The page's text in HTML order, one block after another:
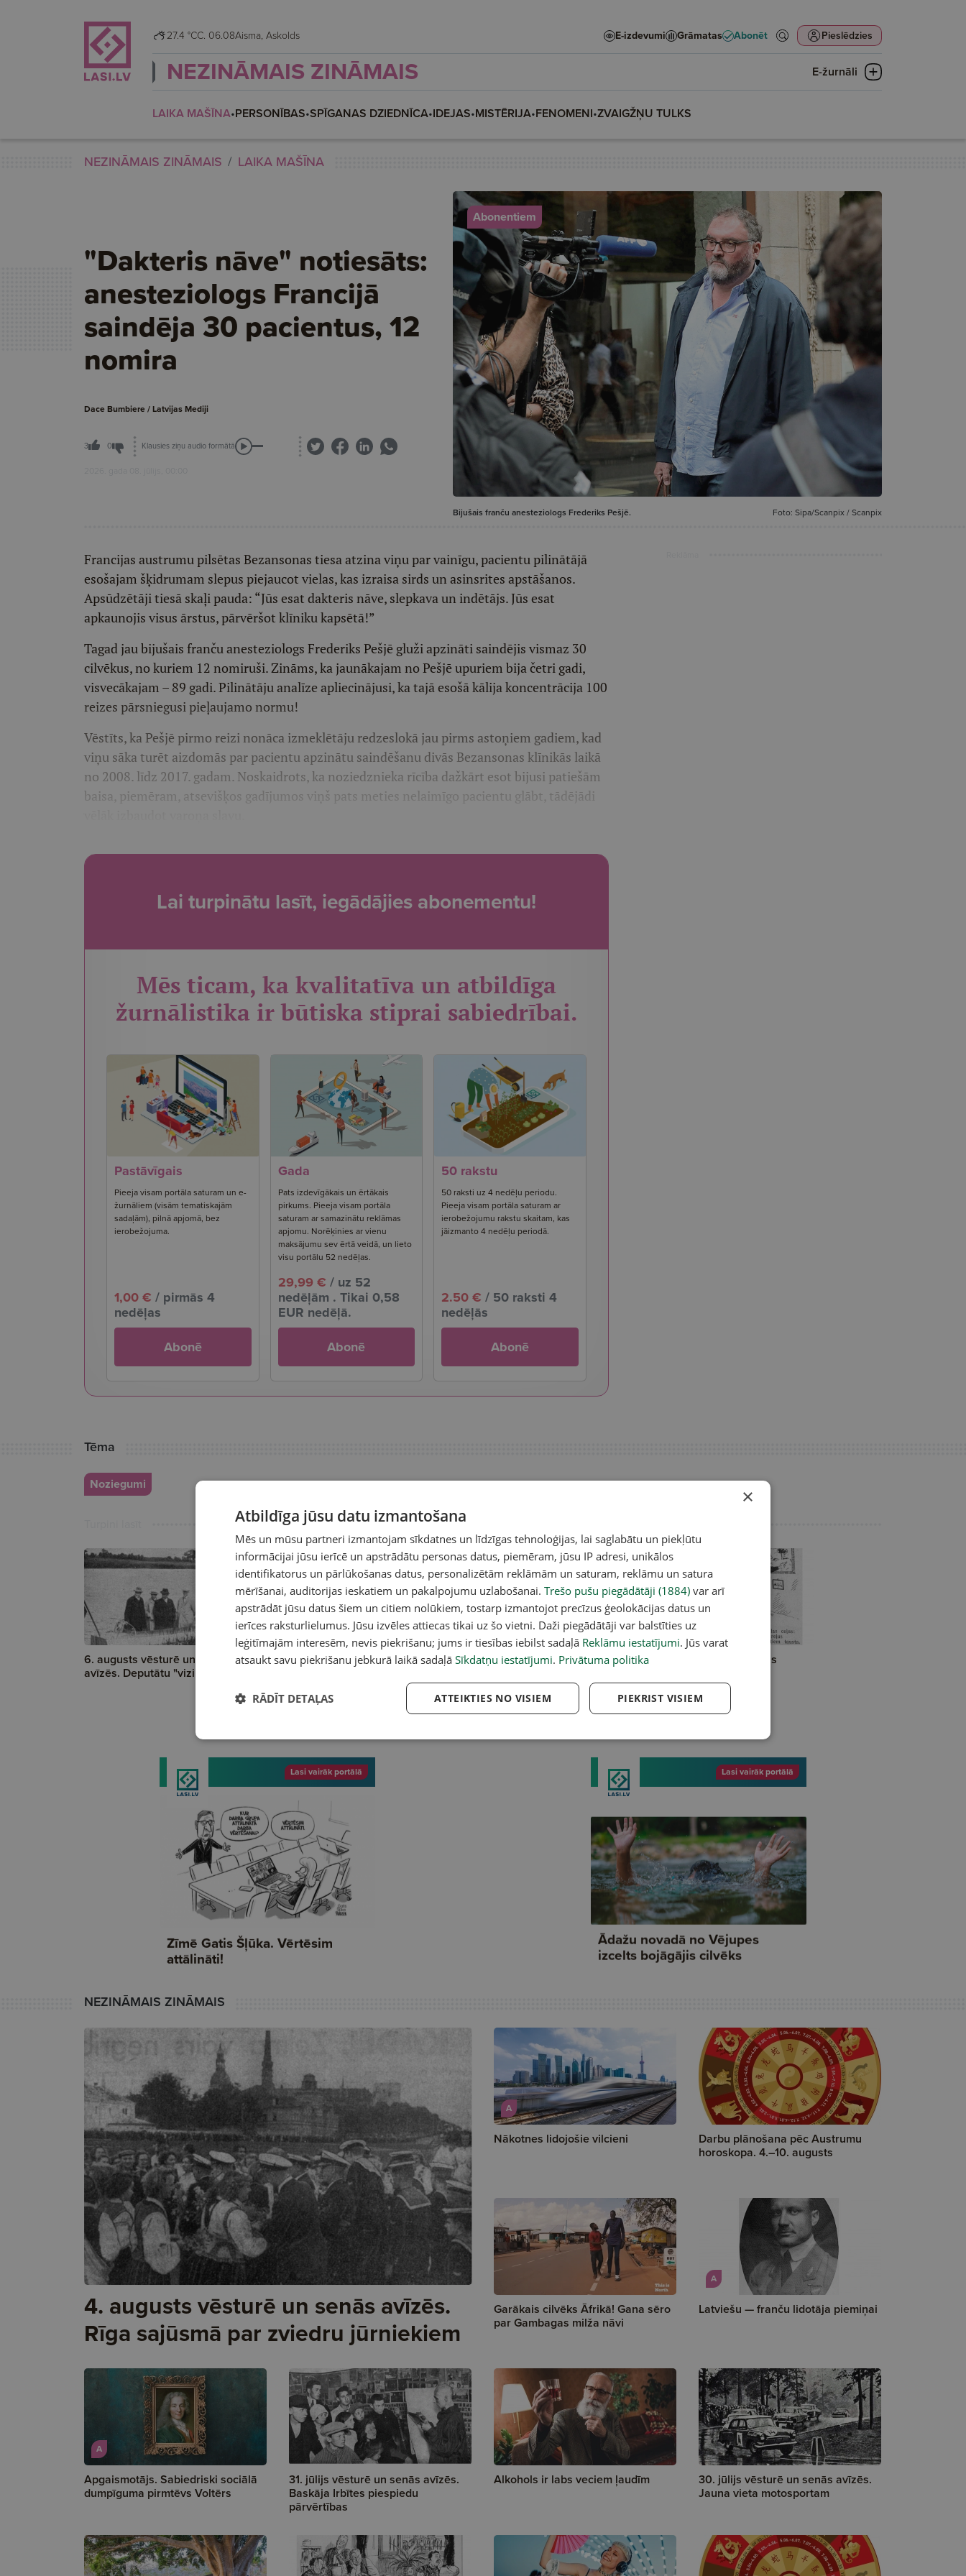
27.4 °CC. 06.08 Aisma, Askolds E-izdevumi Grāmatas Abonēt Pieslēdzies
NEZINĀMAIS ZINĀMAIS E-žurnāli
LAIKA MAŠĪNA•PERSONĪBAS•SPĪGANAS DZIEDNĪCA•IDEJAS•MISTĒRIJA•FENOMENI•ZVAIGŽŅU TULKS
NEZINĀMAIS ZINĀMAIS LAIKA MAŠĪNA
"Dakteris nāve" notiesāts:
anesteziologs Francijā
saindēja 30 pacientus, 12
nomira
Dace Bumbiere / Latvijas Mediji
3 0 Klausies ziņu audio formātā
2026. gada 08. jūlijs, 00:00
Abonentiem
Bijušais franču anesteziologs Frederiks Pešjē. Foto: Sipa/Scanpix / Scanpix
Francijas austrumu pilsētas Bezansonas tiesa atzina viņu par vainīgu, pacientu pilinātājā
esošajam šķidrumam slepus piejaucot vielas, kas izraisa sirds un asinsrites apstāšanos.
Apsūdzētāji tiesā skaļi pauda: “Jūs esat dakteris nāve, slepkava un indētājs. Jūs esat
apkaunojis visus ārstus, pārvēršot klīniku kapsētā!”
Tagad jau bijušais franču anesteziologs Frederiks Pešjē gluži apzināti saindējis vismaz 30
cilvēkus, no kuriem 12 nomiruši. Zināms, ka jaunākajam no Pešjē upuriem bija četri gadi,
visvecākajam – 89 gadi. Pilinātāju analīze apliecinājusi, ka tajā esošā kālija koncentrācija 100
reizes pārsniegusi pieļaujamo normu!
Vēstīts, ka Pešjē pirmo reizi nonāca izmeklētāju redzeslokā jau pirms astoņiem gadiem, kad
viņu sāka turēt aizdomās par pacientu apzinātu saindēšanu divās Bezansonas klīnikās laikā
no 2008. līdz 2017. gadam. Noskaidrots, ka noziedznieka rīcība dažkārt esot bijusi patiešām
baisa, piemēram, atsevišķos gadījumos viņš pats meties nelaimīgo pacientu glābt, tādējādi
Lai turpinātu lasīt, iegādājies abonementu!
Mēs ticam, ka kvalitatīva un atbildīga
žurnālistika ir būtiska stiprai sabiedrībai.
Pastāvīgais
Pieeja visam portāla saturam un e-
žurnāliem (visām tematiskajām
sadaļām), pilnā apjomā, bez
ierobežojuma.
1,00 € / pirmās 4
nedēļas
Abonē
Gada
Pats izdevīgākais un ērtākais
pirkums. Pieeja visam portāla
saturam ar samazinātu reklāmas
apjomu. Norēķinies ar vienu
maksājumu sev ērtā veidā, un lieto
visu portālu 52 nedēļas.
29,99 € / uz 52
nedēļām . Tikai 0,58
EUR nedēļā.
Abonē
50 rakstu
50 raksti uz 4 nedēļu periodu.
Pieeja visam portāla saturam ar
ierobežojumu rakstu skaitam, kas
jāizmanto 4 nedēļu periodā.
2.50 € / 50 raksti 4
nedēļās
Abonē
Tēma
Noziegumi
6. augusts vēsturē un senās
avīzēs. Deputātu "vizināšanās"
Sandra Vensko: Kārdinājums
A
Foto:Kas noticis ar slavenā
īpašumu pamazām aprij nātres un
krūmi
5. augusts vēsturē un senās
pamatlicējs
NEZINĀMAIS ZINĀMAIS
4. augusts vēsturē un senās avīzēs.
Rīga sajūsmā par zviedru jūrniekiem
A
Nākotnes lidojošie vilcieni
Darbu plānošana pēc Austrumu
horoskopa. 4.–10. augusts
Garākais cilvēks Āfrikā! Gana sēro
par Gambagas milža nāvi
A
Latviešu — franču lidotāja piemiņai
A
Apgaismotājs. Sabiedriski sociālā
dumpīguma pirmtēvs Voltērs
31. jūlijs vēsturē un senās avīzēs.
Baskāja Irbītes piespiedu
pārvērtības
Alkohols ir labs veciem ļaudīm
30. jūlijs vēsturē un senās avīzēs.
Jauna vieta motosportam
×
Atbildīga jūsu datu izmantošana
Mēs un mūsu partneri izmantojam sīkdatnes un līdzīgas tehnoloģijas, lai saglabātu un piekļūtu
informācijai jūsu ierīcē un apstrādātu personas datus, piemēram, jūsu IP adresi, unikālos
identifikatorus un pārlūkošanas datus, personalizētām reklāmām un saturam, reklāmu un satura
mērīšanai, auditorijas ieskatiem un pakalpojumu uzlabošanai. Trešo pušu piegādātāji (1884) var arī
apstrādāt jūsu datus šiem un citiem nolūkiem, tostarp izmantojot precīzus ģeolokācijas datus un
ierīces raksturlielumus. Jūsu izvēles attiecas tikai uz šo vietni. Daži piegādātāji var balstīties uz
leģitīmajām interesēm, nevis piekrišanu; jums ir tiesības iebilst sadaļā Reklāmu iestatījumi. Jūs varat
atsaukt savu piekrišanu jebkurā laikā sadaļā Sīkdatņu iestatījumi. Privātuma politika
PIEKRIST VISIEM
ATTEIKTIES NO VISIEM
RĀDĪT DETAĻAS